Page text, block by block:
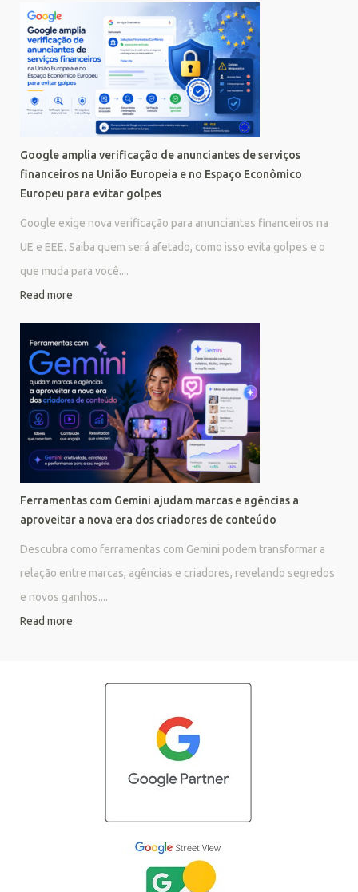
Google amplia verificação de anunciantes de serviços
financeiros na União Europeia e no Espaço Econômico
Europeu para evitar golpes
Google exige nova verificação para anunciantes financeiros na
UE e EEE. Saiba quem será afetado, como isso evita golpes e o
que muda para você....
Read more
Ferramentas com Gemini ajudam marcas e agências a
aproveitar a nova era dos criadores de conteúdo
Descubra como ferramentas com Gemini podem transformar a
relação entre marcas, agências e criadores, revelando segredos
e novos ganhos....
Read more